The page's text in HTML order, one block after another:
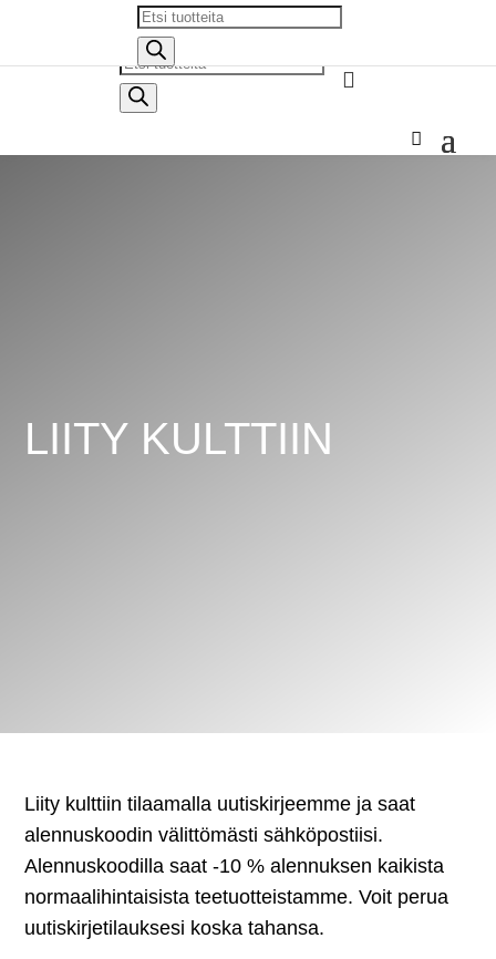
Products
search
Products
search

LIITY KULTTIIN
Liity kulttiin tilaamalla uutiskirjeemme ja saat
alennuskoodin välittömästi sähköpostiisi.
Alennuskoodilla saat -10 % alennuksen kaikista
normaalihintaisista teetuotteistamme. Voit perua
uutiskirjetilauksesi koska tahansa.